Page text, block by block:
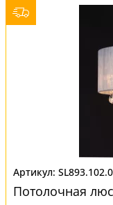
Потолочная